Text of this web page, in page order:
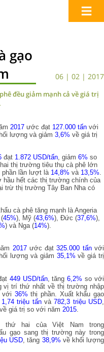
gạo
06 | 02 | 2017
đều giảm mạnh cả về giá trị
2017 ước đạt 127.000 tấn với
lượng và giảm 3,6% về giá trị
đạt 1.872 USD/tấn, giảm 6% so
thị trường tiêu thụ cà phê lớn
phần lần lượt là 14,8% và 13,5%.
hầu hết các thi ̣trường chính của
trừ thị trường Tây Ban Nha có
cà phê tăng mạnh là Angeria
45%), Mỹ (43,6%), Đức (37,6%),
) và Nga (14%).
2017ước đạt325.000 tấnvới
lượng và giảm 35,1% về giá trị
449 USD/tấn, tăng6,2% so với
vị trí thứ nhất về thị trường nhập
36% thị phần. Xuất khẩu gạo
1,74 triệu tấnvà782,3 triệu USD,
về giá trị so với năm 2015.
thứ hai của Việt Nam trong
gạo sang thị trường này trong
USD, tăng 38,9% về khối lượng